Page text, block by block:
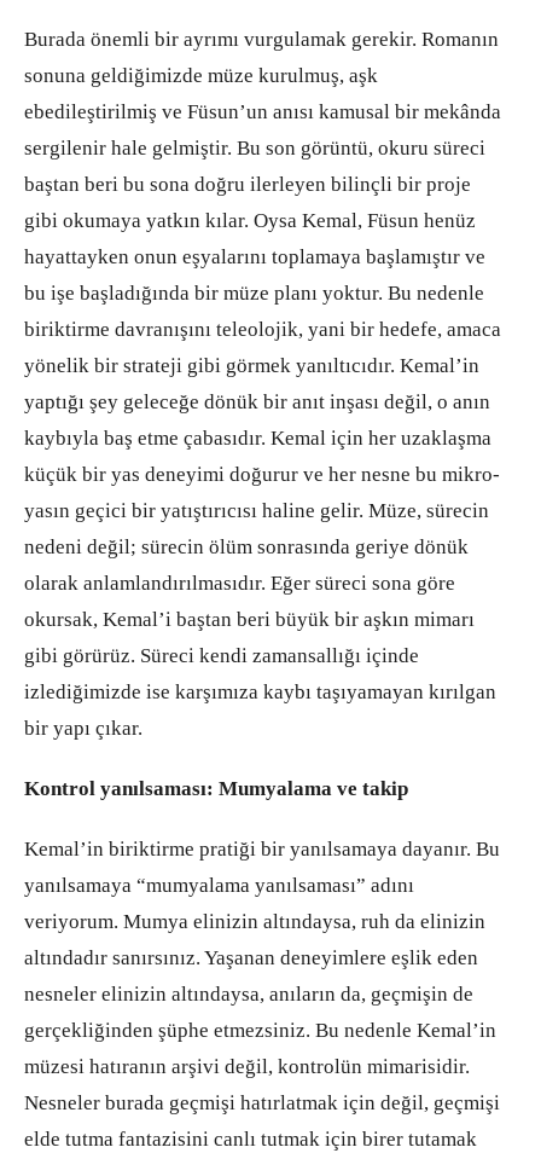
Burada önemli bir ayrımı vurgulamak gerekir. Romanın
sonuna geldiğimizde müze kurulmuş, aşk
ebedileştirilmiş ve Füsun’un anısı kamusal bir mekânda
sergilenir hale gelmiştir. Bu son görüntü, okuru süreci
baştan beri bu sona doğru ilerleyen bilinçli bir proje
gibi okumaya yatkın kılar. Oysa Kemal, Füsun henüz
hayattayken onun eşyalarını toplamaya başlamıştır ve
bu işe başladığında bir müze planı yoktur. Bu nedenle
biriktirme davranışını teleolojik, yani bir hedefe, amaca
yönelik bir strateji gibi görmek yanıltıcıdır. Kemal’in
yaptığı şey geleceğe dönük bir anıt inşası değil, o anın
kaybıyla baş etme çabasıdır. Kemal için her uzaklaşma
küçük bir yas deneyimi doğurur ve her nesne bu mikro-
yasın geçici bir yatıştırıcısı haline gelir. Müze, sürecin
nedeni değil; sürecin ölüm sonrasında geriye dönük
olarak anlamlandırılmasıdır. Eğer süreci sona göre
okursak, Kemal’i baştan beri büyük bir aşkın mimarı
gibi görürüz. Süreci kendi zamansallığı içinde
izlediğimizde ise karşımıza kaybı taşıyamayan kırılgan
bir yapı çıkar.
Kontrol yanılsaması: Mumyalama ve takip
Kemal’in biriktirme pratiği bir yanılsamaya dayanır. Bu
yanılsamaya “mumyalama yanılsaması” adını
veriyorum. Mumya elinizin altındaysa, ruh da elinizin
altındadır sanırsınız. Yaşanan deneyimlere eşlik eden
nesneler elinizin altındaysa, anıların da, geçmişin de
gerçekliğinden şüphe etmezsiniz. Bu nedenle Kemal’in
müzesi hatıranın arşivi değil, kontrolün mimarisidir.
Nesneler burada geçmişi hatırlatmak için değil, geçmişi
elde tutma fantazisini canlı tutmak için birer tutamak